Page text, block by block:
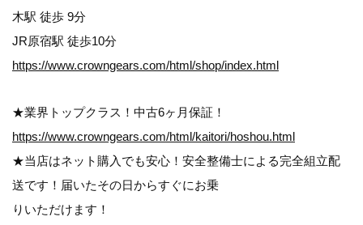
木駅 徒歩 9分
JR原宿駅 徒歩10分
https://www.crowngears.com/html/shop/index.html
★業界トップクラス！中古6ヶ月保証！
https://www.crowngears.com/html/kaitori/hoshou.html
★当店はネット購入でも安心！安全整備士による完全組立配
送です！届いたその日からすぐにお乗
りいただけます！